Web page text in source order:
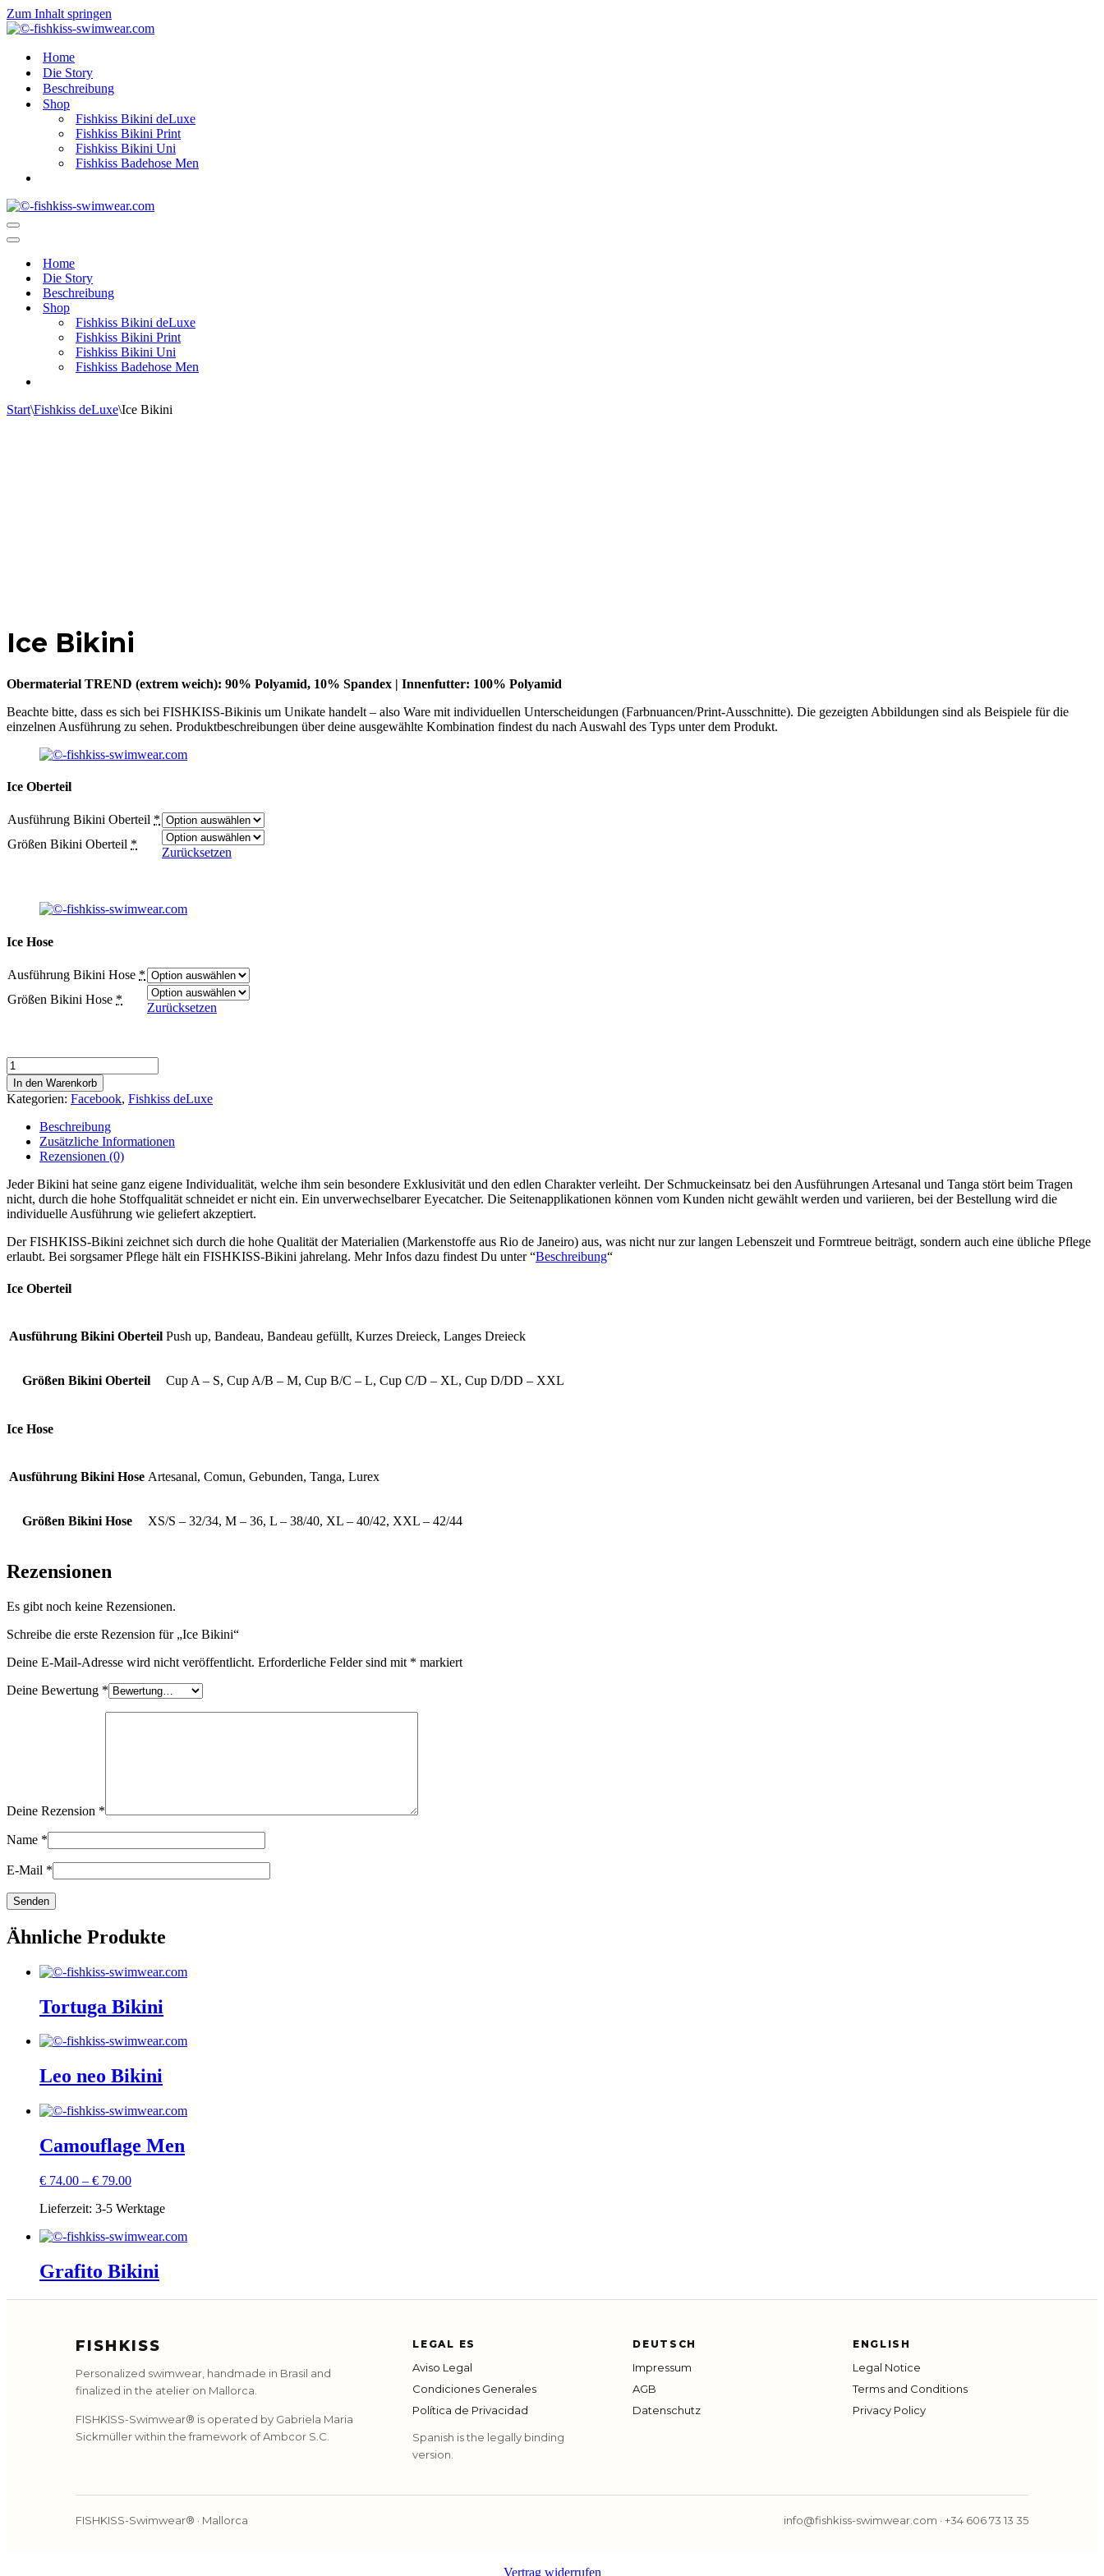
Zum Inhalt springen
Home
Die Story
Beschreibung
Shop
Fishkiss Bikini deLuxe
Fishkiss Bikini Print
Fishkiss Bikini Uni
Fishkiss Badehose Men
Navigationsmenü
Navigationsmenü
Home
Die Story
Beschreibung
Shop
Fishkiss Bikini deLuxe
Fishkiss Bikini Print
Fishkiss Bikini Uni
Fishkiss Badehose Men
Start\Fishkiss deLuxe\Ice Bikini
Ice Bikini
Obermaterial TREND (extrem weich): 90% Polyamid, 10% Spandex | Innenfutter: 100% Polyamid
Beachte bitte, dass es sich bei FISHKISS-Bikinis um Unikate handelt – also Ware mit individuellen Unterscheidungen (Farbnuancen/Print-Ausschnitte). Die gezeigten Abbildungen sind als Beispiele für die
einzelnen Ausführung zu sehen. Produktbeschreibungen über deine ausgewählte Kombination findest du nach Auswahl des Typs unter dem Produkt.
Ice Oberteil
Ausführung Bikini Oberteil *
Größen Bikini Oberteil *
Zurücksetzen
Ice Hose
Ausführung Bikini Hose *
Größen Bikini Hose *
Zurücksetzen
Ice
Bikini
Menge
In den Warenkorb
Kategorien: Facebook, Fishkiss deLuxe
Beschreibung
Zusätzliche Informationen
Rezensionen (0)
Jeder Bikini hat seine ganz eigene Individualität, welche ihm sein besondere Exklusivität und den edlen Charakter verleiht. Der Schmuckeinsatz bei den Ausführungen Artesanal und Tanga stört beim Tragen
nicht, durch die hohe Stoffqualität schneidet er nicht ein. Ein unverwechselbarer Eyecatcher. Die Seitenapplikationen können vom Kunden nicht gewählt werden und variieren, bei der Bestellung wird die
individuelle Ausführung wie geliefert akzeptiert.
Der FISHKISS-Bikini zeichnet sich durch die hohe Qualität der Materialien (Markenstoffe aus Rio de Janeiro) aus, was nicht nur zur langen Lebenszeit und Formtreue beiträgt, sondern auch eine übliche Pflege
erlaubt. Bei sorgsamer Pflege hält ein FISHKISS-Bikini jahrelang. Mehr Infos dazu findest Du unter “Beschreibung“
Ice Oberteil
Ausführung Bikini Oberteil Push up, Bandeau, Bandeau gefüllt, Kurzes Dreieck, Langes Dreieck
Größen Bikini Oberteil Cup A – S, Cup A/B – M, Cup B/C – L, Cup C/D – XL, Cup D/DD – XXL
Ice Hose
Ausführung Bikini Hose Artesanal, Comun, Gebunden, Tanga, Lurex
Größen Bikini Hose XS/S – 32/34, M – 36, L – 38/40, XL – 40/42, XXL – 42/44
Rezensionen
Es gibt noch keine Rezensionen.
Schreibe die erste Rezension für „Ice Bikini“
Deine E-Mail-Adresse wird nicht veröffentlicht. Erforderliche Felder sind mit * markiert
Deine Bewertung *
Deine Rezension *
Name *
E-Mail *
Ähnliche Produkte
Tortuga Bikini
Leo neo Bikini
Camouflage Men
€ 74.00 – € 79.00
Lieferzeit: 3-5 Werktage
Grafito Bikini
FISHKISS
Personalized swimwear, handmade in Brasil and
finalized in the atelier on Mallorca.
FISHKISS-Swimwear® is operated by Gabriela Maria
Sickmüller within the framework of Ambcor S.C.
LEGAL ES
Aviso Legal
Condiciones Generales
Política de Privacidad
Spanish is the legally binding
version.
DEUTSCH
Impressum
AGB
Datenschutz
ENGLISH
Legal Notice
Terms and Conditions
Privacy Policy
FISHKISS-Swimwear® · Mallorca info@fishkiss-swimwear.com · +34 606 73 13 35
Vertrag widerrufen